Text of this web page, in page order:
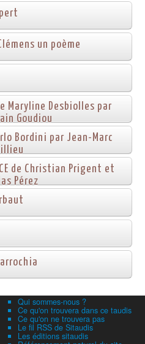
Clémens un poème
Maryline Desbiolles par
Goudiou
Bordini par Jean-Marc
de Christian Prigent et
Pérez
Qui sommes-nous ?
Ce qu'on trouvera dans ce taudis
Ce qu'on ne trouvera pas
Le fil RSS de Sitaudis
Les éditions sitaudis